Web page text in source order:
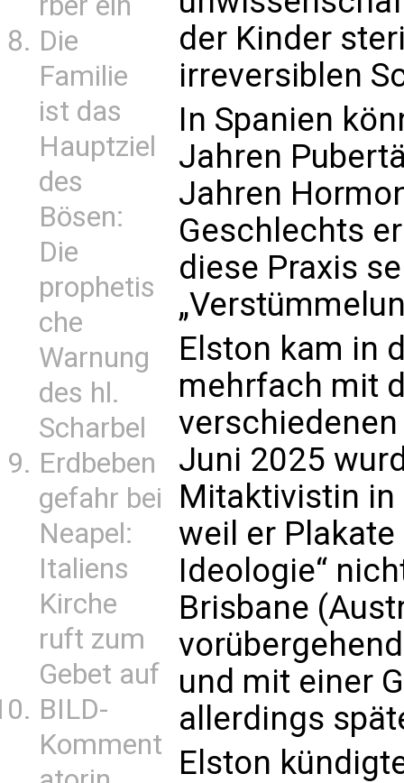
Die
Familie
ist das
Hauptziel
des
Bösen:
Die
prophetis
che
Warnung
des hl.
Scharbel
Erdbeben
gefahr bei
Neapel:
Italiens
Kirche
ruft zum
Gebet auf
BILD-
Komment
der Kinder
irreversiblen
In Spanien
Jahren
Jahren
Geschlechts
diese Praxis
Elston kam in
mehrfach mit
Juni 2025
Mitaktivistin in
weil er Plakate
Ideologie“
Brisbane
und mit einer
allerdings
Elston